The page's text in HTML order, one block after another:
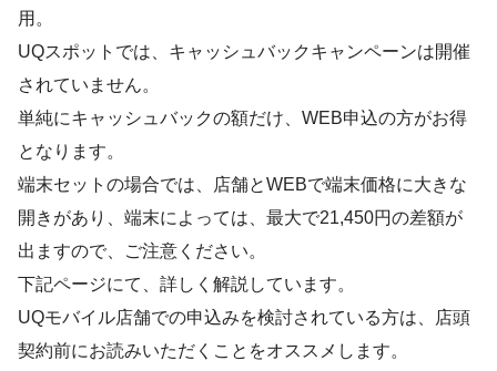
用。
UQスポットでは、キャッシュバックキャンペーンは開催
されていません。
単純にキャッシュバックの額だけ、WEB申込の方がお得
となります。
端末セットの場合では、店舗とWEBで端末価格に大きな
開きがあり、端末によっては、最大で21,450円の差額が
出ますので、ご注意ください。
下記ページにて、詳しく解説しています。
UQモバイル店舗での申込みを検討されている方は、店頭
契約前にお読みいただくことをオススメします。